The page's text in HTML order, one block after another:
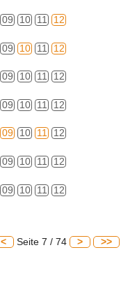
09 10 11 12
09 10 11 12
09 10 11 12
09 10 11 12
09 10 11 12
09 10 11 12
09 10 11 12
< Seite 7 / 74 > >>